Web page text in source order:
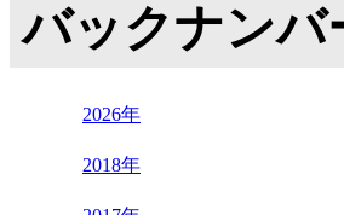
バックナンバ
2026年
2018年